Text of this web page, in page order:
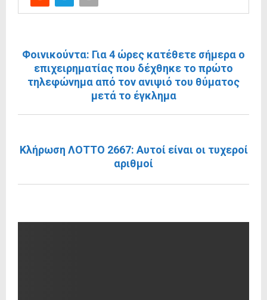
Φοινικούντα: Για 4 ώρες κατέθετε σήμερα ο
επιχειρηματίας που δέχθηκε το πρώτο
τηλεφώνημα από τον ανιψιό του θύματος
μετά το έγκλημα
Κλήρωση ΛΟΤΤΟ 2667: Αυτοί είναι οι τυχεροί
αριθμοί